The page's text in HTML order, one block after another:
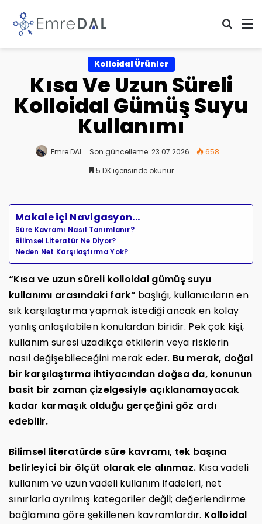
Kolloidal Ürünler
Kısa Ve Uzun Süreli
Kolloidal Gümüş Suyu
Kullanımı
Emre DAL Son güncelleme: 23.07.2026
658
5 DK içerisinde okunur
Makale içi Navigasyon...
Süre Kavramı Nasıl Tanımlanır?
Bilimsel Literatür Ne Diyor?
Neden Net Karşılaştırma Yok?
“Kısa ve uzun süreli kolloidal gümüş suyu
kullanımı arasındaki fark” başlığı, kullanıcıların en
sık karşılaştırma yapmak istediği ancak en kolay
yanlış anlaşılabilen konulardan biridir. Pek çok kişi,
kullanım süresi uzadıkça etkilerin veya risklerin
nasıl değişebileceğini merak eder. Bu merak, doğal
bir karşılaştırma ihtiyacından doğsa da, konunun
basit bir zaman çizelgesiyle açıklanamayacak
kadar karmaşık olduğu gerçeğini göz ardı
edebilir.
Bilimsel literatürde süre kavramı, tek başına
belirleyici bir ölçüt olarak ele alınmaz. Kısa vadeli
kullanım ve uzun vadeli kullanım ifadeleri, net
sınırlarla ayrılmış kategoriler değil; değerlendirme
bağlamına göre şekillenen kavramlardır. Kolloidal